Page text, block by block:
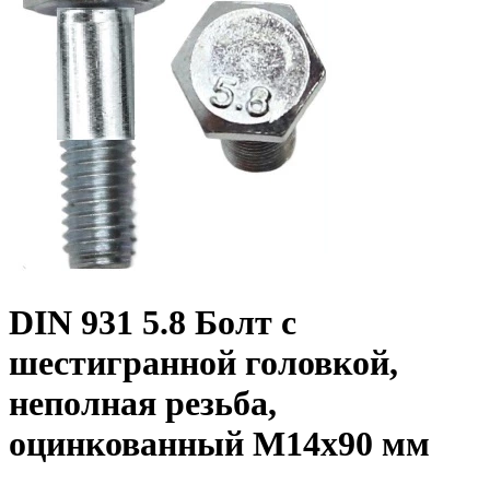
DIN 931 5.8 Болт с
шестигранной головкой,
неполная резьба,
оцинкованный M14x90 мм